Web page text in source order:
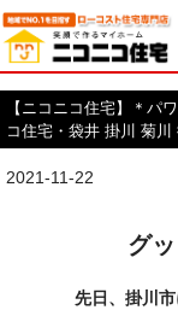
【ニコニコ住宅】＊パ
コ住宅・袋井 掛川 菊川
2021-11-22
グ
先日、掛川